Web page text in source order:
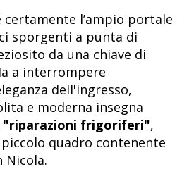
certamente l’ampio portale
sporgenti a punta di
da una chiave di
a interrompere
dell'ingresso,
e moderna insegna
"riparazioni frigoriferi",
quadro contenente
Nicola.